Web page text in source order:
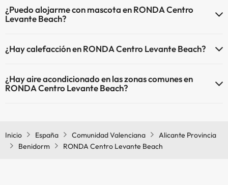
¿Puedo alojarme con mascota en RONDA Centro
Levante Beach?
¿Hay calefacción en RONDA Centro Levante Beach?
comunes.
¿Hay aire acondicionado en las zonas comunes en
RONDA Centro Levante Beach?
Inicio
España Comunidad Valenciana
Alicante Provincia
Benidorm
RONDA Centro Levante Beach